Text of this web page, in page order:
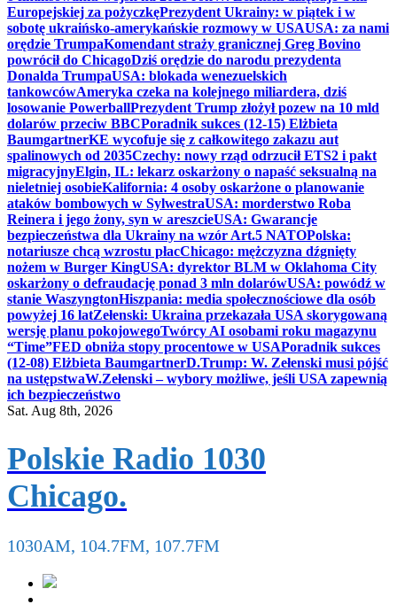
Europejskiej za pożyczkęPrezydent Ukrainy: w piątek i w
sobotę ukraińsko-amerykańskie rozmowy w USAUSA: za nami
orędzie TrumpaKomendant straży granicznej Greg Bovino
powrócił do ChicagoDziś orędzie do narodu prezydenta
Donalda TrumpaUSA: blokada wenezuelskich
tankowcówAmeryka czeka na kolejnego miliardera, dziś
losowanie PowerballPrezydent Trump złożył pozew na 10 mld
dolarów przeciw BBCPoradnik sukces (12-15) Elżbieta
BaumgartnerKE wycofuje się z całkowitego zakazu aut
spalinowych od 2035Czechy: nowy rząd odrzucił ETS2 i pakt
migracyjnyElgin, IL: lekarz oskarżony o napaść seksualną na
nieletniej osobieKalifornia: 4 osoby oskarżone o planowanie
ataków bombowych w SylwestraUSA: morderstwo Roba
Reinera i jego żony, syn w areszcieUSA: Gwarancje
bezpieczeństwa dla Ukrainy na wzór Art.5 NATOPolska:
notariusze chcą wzrostu płacChicago: mężczyzna dźgnięty
nożem w Burger KingUSA: dyrektor BLM w Oklahoma City
oskarżony o defraudację ponad 3 mln dolarówUSA: powódź w
stanie WaszyngtonHiszpania: media społecznościowe dla osób
powyżej 16 latZełenski: Ukraina przekazała USA skorygowaną
wersję planu pokojowegoTwórcy AI osobami roku magazynu
“Time”FED obniża stopy procentowe w USAPoradnik sukces
(12-08) Elżbieta BaumgartnerD.Trump: W. Zełenski musi pójść
na ustępstwaW.Zełenski – wybory możliwe, jeśli USA zapewnią
ich bezpieczeństwo
Sat. Aug 8th, 2026
Polskie Radio 1030
Chicago.
1030AM, 104.7FM, 107.7FM